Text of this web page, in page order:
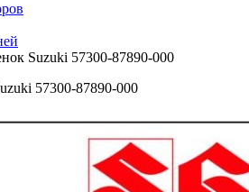
Suzuki 57300-87890-000
57300-87890-000